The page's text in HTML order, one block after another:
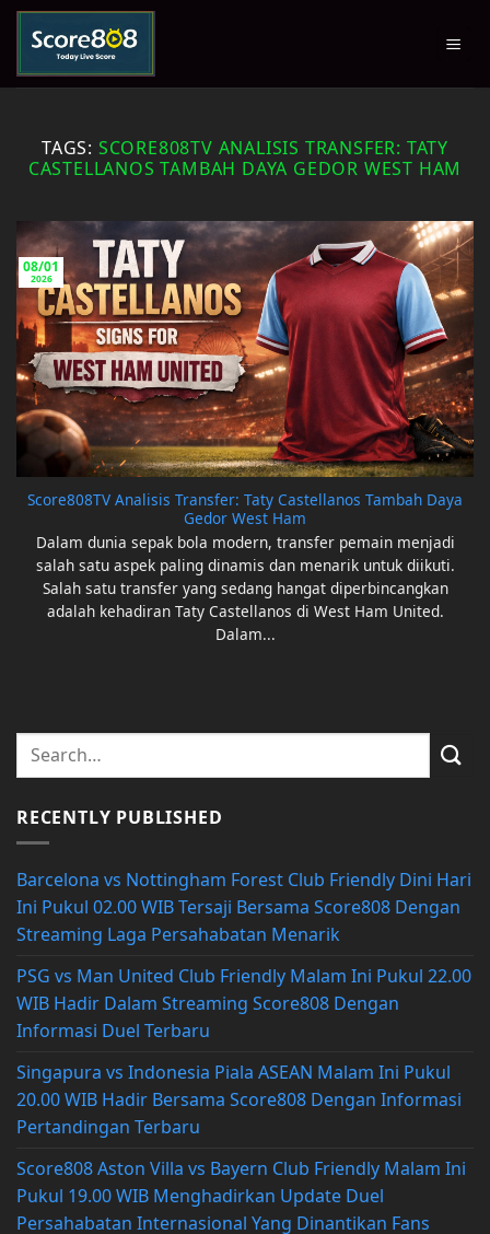
Skip
content
TAGS: SCORE808TV ANALISIS TRANSFER: TATY
CASTELLANOS TAMBAH DAYA GEDOR WEST HAM
Score808TV Analisis Transfer: Taty Castellanos Tambah Daya
Gedor West Ham
Dalam dunia sepak bola modern, transfer pemain menjadi
salah satu aspek paling dinamis dan menarik untuk diikuti.
Salah satu transfer yang sedang hangat diperbincangkan
adalah kehadiran Taty Castellanos di West Ham United.
Dalam...
08/01
2026
RECENTLY PUBLISHED
Barcelona vs Nottingham Forest Club Friendly Dini Hari
Ini Pukul 02.00 WIB Tersaji Bersama Score808 Dengan
Streaming Laga Persahabatan Menarik
PSG vs Man United Club Friendly Malam Ini Pukul 22.00
WIB Hadir Dalam Streaming Score808 Dengan
Informasi Duel Terbaru
Singapura vs Indonesia Piala ASEAN Malam Ini Pukul
20.00 WIB Hadir Bersama Score808 Dengan Informasi
Pertandingan Terbaru
Score808 Aston Villa vs Bayern Club Friendly Malam Ini
Pukul 19.00 WIB Menghadirkan Update Duel
Persahabatan Internasional Yang Dinantikan Fans